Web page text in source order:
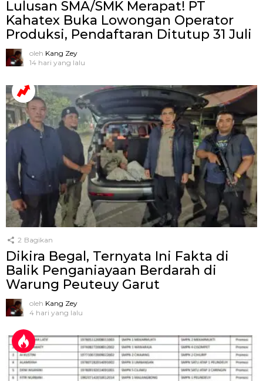
Lulusan SMA/SMK Merapat! PT
Kahatex Buka Lowongan Operator
Produksi, Pendaftaran Ditutup 31 Juli
oleh Kang Zey
14 hari yang lalu
2 Bagikan
Dikira Begal, Ternyata Ini Fakta di
Balik Penganiayaan Berdarah di
Warung Peuteuy Garut
oleh Kang Zey
4 hari yang lalu